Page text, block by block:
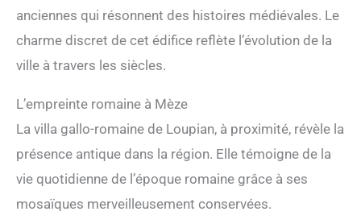
anciennes qui résonnent des histoires médiévales. Le
charme discret de cet édifice reflète l’évolution de la
ville à travers les siècles.
L’empreinte romaine à Mèze
La villa gallo-romaine de Loupian, à proximité, révèle la
présence antique dans la région. Elle témoigne de la
vie quotidienne de l’époque romaine grâce à ses
mosaïques merveilleusement conservées.